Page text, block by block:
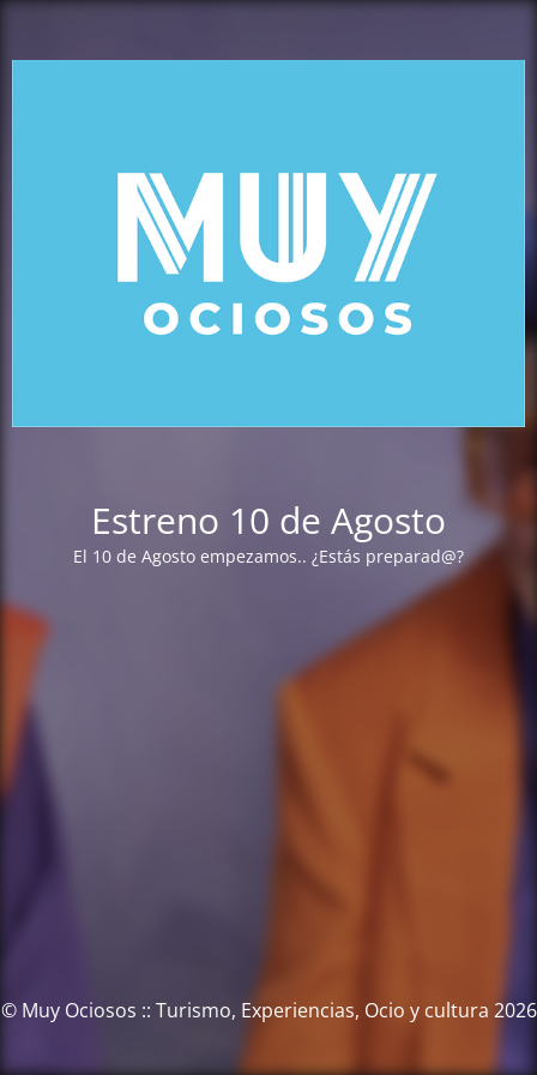
Estreno 10 de Agosto
El 10 de Agosto empezamos.. ¿Estás preparad@?
© Muy Ociosos :: Turismo, Experiencias, Ocio y cultura 2026